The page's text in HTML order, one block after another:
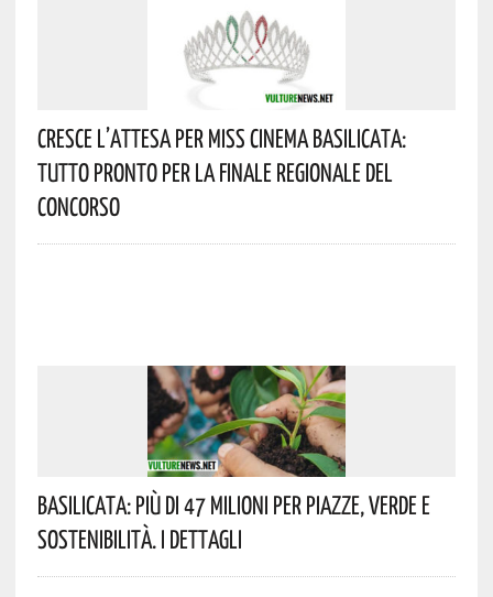
Cresce L’attesa Per Miss Cinema Basilicata:
Tutto Pronto Per La Finale Regionale Del
Concorso
Basilicata: Più Di 47 Milioni Per Piazze, Verde E
Sostenibilità. I Dettagli